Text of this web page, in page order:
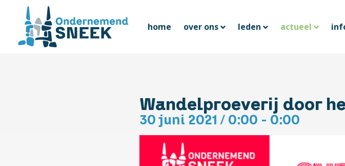
home over ons leden actueel
Wandelproeverij door
30 juni 2021 / 0:00 - 0:00